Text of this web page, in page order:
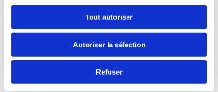
Tout autoriser
Autoriser la sélection
Refuser
Burger de thon, cheddar et thym
frais